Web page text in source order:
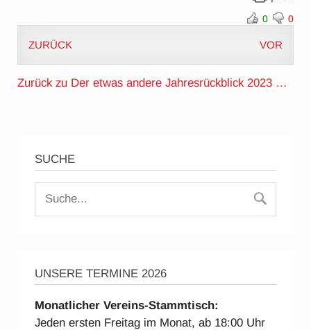
0 0
ZURÜCK VOR
Zurück zu Der etwas andere Jahresrückblick 2023 …
SUCHE
UNSERE TERMINE 2026
Monatlicher Vereins-Stammtisch:
Jeden ersten Freitag im Monat, ab 18:00 Uhr